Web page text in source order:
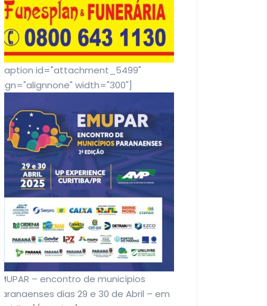
[caption id="attachment_5499"
align="alignnone" width="300"]
EMUPAR – encontro de municípios
paranaenses dias 29 e 30 de Abril – em